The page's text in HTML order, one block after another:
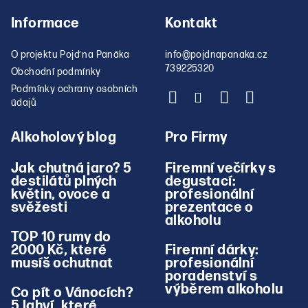
Informace
O projektu Pojď na Panáka
Obchodní podmínky
Podmínky ochrany osobních
údajů
Kontakt
info@pojdnapanaka.cz
739225320
Alkoholový blog
Jak chutná jaro? 5
destilátů plných
květin, ovoce a
svěžesti
TOP 10 rumy do
2000 Kč, které
musíš ochutnat
Co pít o Vánocích?
Pro Firmy
Firemní večírky s
degustací:
profesionální
prezentace o
alkoholu
Firemní dárky:
profesionální
poradenství s
výběrem alkoholu